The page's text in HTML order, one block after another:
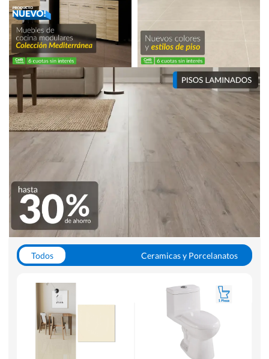
Todos
Ceramicas y Porcelanatos
WC y Sanitarios
Pisos Flotantes y Laminados
Pinturas